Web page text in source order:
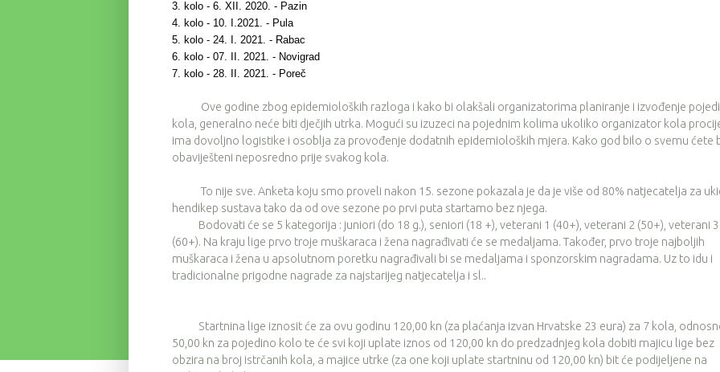
3. kolo - 6. XII. 2020. - Pazin
4. kolo - 10. I.2021. - Pula
5. kolo - 24. I. 2021. - Rabac
6. kolo - 07. II. 2021. - Novigrad
7. kolo - 28. II. 2021. - Poreč
Ove godine zbog epidemioloških razloga i kako bi olakšali organizatorima planiranje i izvođenje
kola, generalno neće biti dječjih utrka. Mogući su izuzeci na pojednim kolima ukoliko organizator kola
ima dovoljno logistike i osoblja za provođenje dodatnih epidemioloških mjera. Kako god bilo o svemu ćete
obaviješteni neposredno prije svakog kola.
To nije sve. Anketa koju smo proveli nakon 15. sezone pokazala je da je više od 80% natjecatelja za
hendikep sustava tako da od ove sezone po prvi puta startamo bez njega.
Bodovati će se 5 kategorija : juniori (do 18 g.), seniori (18 +), veterani 1 (40+), veterani 2 (50+), veterani 3
(60+). Na kraju lige prvo troje muškaraca i žena nagrađivati će se medaljama. Također, prvo troje najboljih
muškaraca i žena u apsolutnom poretku nagrađivali bi se medaljama i sponzorskim nagradama. Uz to idu i
tradicionalne prigodne nagrade za najstarijeg natjecatelja i sl..
Startnina lige iznosit će za ovu godinu 120,00 kn (za plaćanja izvan Hrvatske 23 eura) za 7 kola,
50,00 kn za pojedino kolo te će svi koji uplate iznos od 120,00 kn do predzadnjeg kola dobiti majicu lige bez
obzira na broj istrčanih kola, a majice utrke (za one koji uplate startninu od 120,00 kn) bit će podijeljene na